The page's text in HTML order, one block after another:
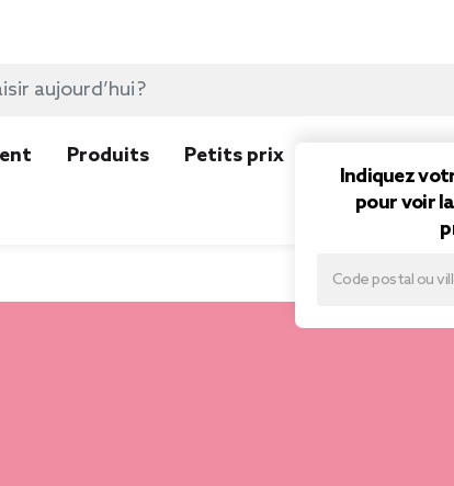
Indiquez
pour voir
Produits Petits prix